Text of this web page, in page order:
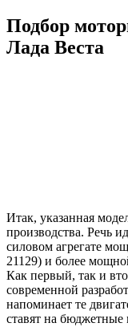
Подбор
Лада Веста
Итак, указанная
производства. Речь
силовом агрегате
21129) и более
Как первый, так и
современной
напоминает те
ставят на бюджетные